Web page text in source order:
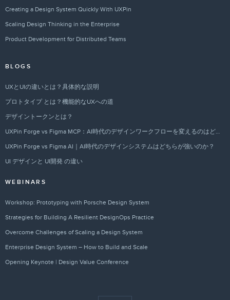
Creating a Design System Quickly With UXPin
Scaling Design Thinking in the Enterprise
Product Development for Distributed Teams
BLOGS
UXとUIの違いとは？具体的な説明
プロトタイプ とは？機能的なUXへの道
デザイントークンとは？
UXPin Forge vs Figma MCP：AI時代のデザインワークフローを変えるのはどちらか？
UXPin Forge vs Figma AI｜AI時代のデザインシステムはどちらが強いのか？
UI デザインと UI開発 の違い
WEBINARS
Workshop: Prototyping with Porsche Design System
Strategies for Building A Resilient DesignOps Practice
Overcome Challenges of Scaling a Design System
Enterprise Design System – How to Build and Scale
Opening Keynote | Design Value Conference